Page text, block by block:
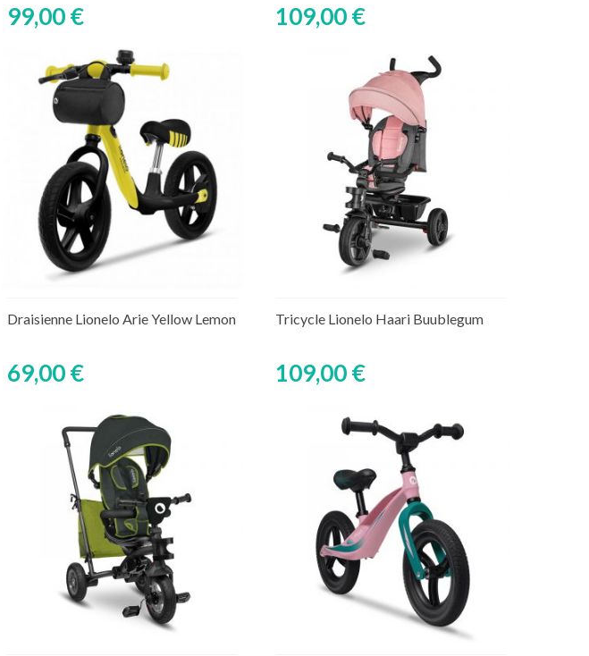
99,00 € 109,00 €
Draisienne Lionelo Arie Yellow Lemon
69,00 €
Tricycle Lionelo Haari Buublegum
109,00 €